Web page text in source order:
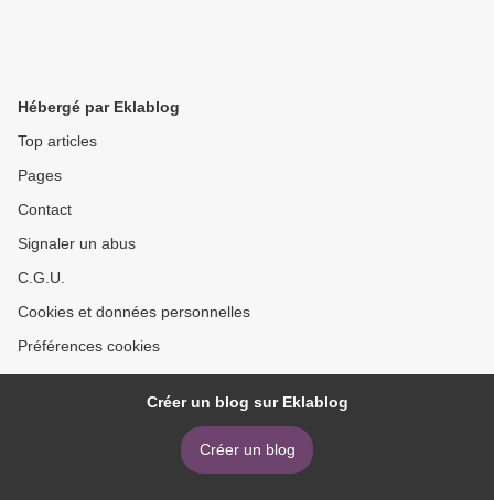
Hébergé par Eklablog
Top articles
Pages
Contact
Signaler un abus
C.G.U.
Cookies et données personnelles
Préférences cookies
Créer un blog sur Eklablog
Créer un blog